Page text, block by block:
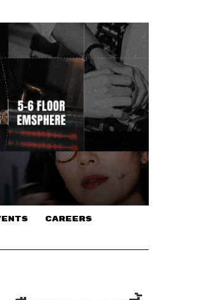
CAREERS